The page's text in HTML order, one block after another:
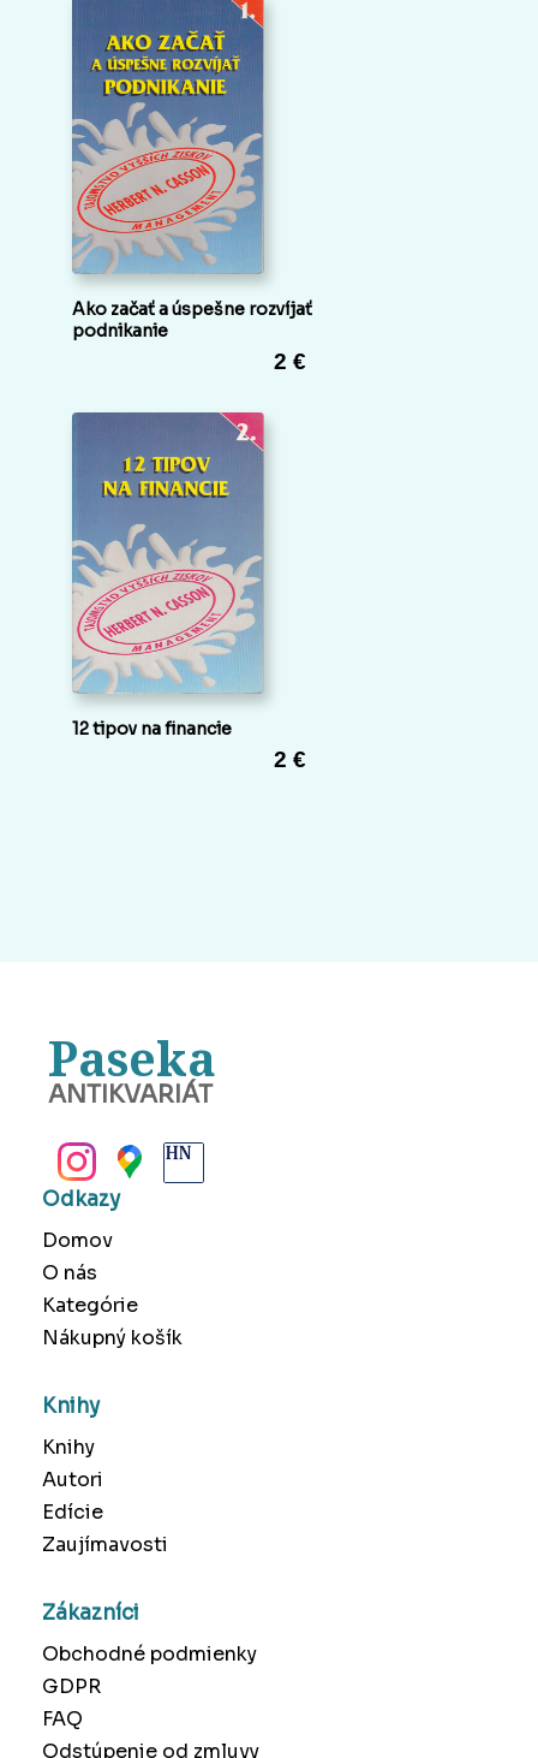
Ako začať a úspešne rozvíjať
podnikanie
2 €
12 tipov na financie
2 €
Paseka
ANTIKVARIÁT
Odkazy
Domov
O nás
Kategórie
Nákupný košík
Knihy
Knihy
Autori
Edície
Zaujímavosti
Zákazníci
Obchodné podmienky
GDPR
FAQ
Odstúpenie od zmluvy